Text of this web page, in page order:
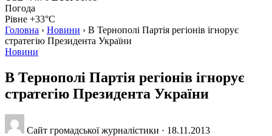
Погода
Рівне +33°C
Головна › Новини › В Тернополі Партія регіонів ігнорує
стратегію Президента України
Новини
В Тернополі Партія регіонів ігнорує
стратегію Президента України
Сайт громадської журналістики · 18.11.2013